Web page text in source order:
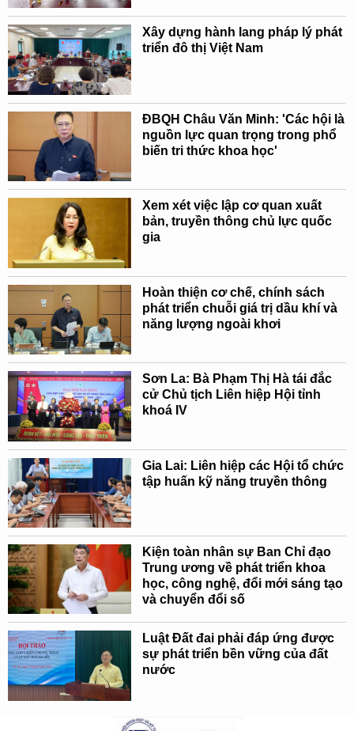
Xây dựng hành lang pháp lý phát
triển đô thị Việt Nam
ĐBQH Châu Văn Minh: 'Các hội là
nguồn lực quan trọng trong phổ
biến tri thức khoa học'
Xem xét việc lập cơ quan xuất
bản, truyền thông chủ lực quốc
gia
Hoàn thiện cơ chế, chính sách
phát triển chuỗi giá trị dầu khí và
năng lượng ngoài khơi
Sơn La: Bà Phạm Thị Hà tái đắc
cử Chủ tịch Liên hiệp Hội tỉnh
khoá IV
Gia Lai: Liên hiệp các Hội tổ chức
tập huấn kỹ năng truyền thông
Kiện toàn nhân sự Ban Chỉ đạo
Trung ương về phát triển khoa
học, công nghệ, đổi mới sáng tạo
và chuyển đổi số
Luật Đất đai phải đáp ứng được
sự phát triển bền vững của đất
nước